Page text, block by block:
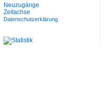
Neuzugänge
Zeitachse
Datenschutzerklärung